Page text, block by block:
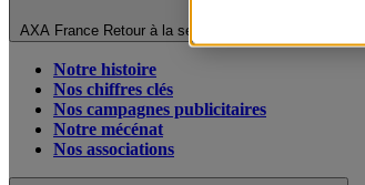
AXA France Retour à la section précédente
Notre histoire
Nos chiffres clés
Nos campagnes publicitaires
Notre mécénat
Nos associations